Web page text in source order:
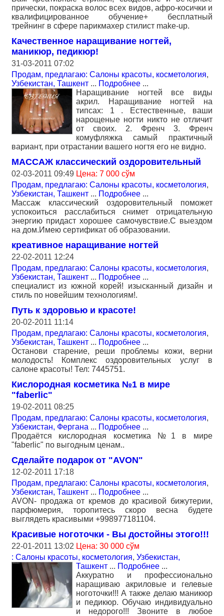
прически, покраска волос всех видов, афро-косички и
квалифицированное обучение+ бесплатный
трейнинг в сфере парикмахер стилист make-up.
Качественное наращивание ногтей,
маникюр, педикюр!
31-03-2011 07:02
Продам, предлагаю: Салоны красоты, косметология,
Узбекистан, Ташкент ... Подробнее ...
Наращивание ногтей все виды
акрил. Наращивание ногтей на
типсах: 1 . Естественные, ваши
нарощеные ногти никто не отличит
от своих. 2. Френч 3. Френч
комуфляжка самый практичный
вариант, при отрастании вашего ногтя его не видно.
МАССАЖ классический оздоровительный
02-03-2011 09:49 Цена: 7 000 сўм
Продам, предлагаю: Салоны красоты, косметология,
Узбекистан, Ташкент ... Подробнее ...
Массаж классический оздоровительный поможет
успокоиться расслабиться снимет отрицательную
энергию придаст хорошее самочувствие.С выездом
на дом.Имею сертификат об образовании.
креативное наращивание ногтей
22-02-2011 12:24
Продам, предлагаю: Салоны красоты, косметология,
Узбекистан, Ташкент ... Подробнее ...
специалист из южной корей! изысканный дизайн и
стиль по новейшим технологиям!.
Путь к здоровью и красоте!
20-02-2011 11:14
Продам, предлагаю: Салоны красоты, косметология,
Узбекистан, Ташкент ... Подробнее ...
Останови старение, реши проблемы кожи, верни
молодость! Комплекс оздоровительных услуг в
салоне красоты! Тел: 7445751.
Кислородная косметика №1 в мире
"faberlic"
19-02-2011 08:25
Продам, предлагаю: Салоны красоты, косметология,
Узбекистан, Фергана ... Подробнее ...
Продаётся кислородная косметика №1 в мире
"faberlic" по выгодным ценам..
Сделайте подарок от "AVON"
12-02-2011 17:18
Продам, предлагаю: Салоны красоты, косметология,
Узбекистан, Ташкент ... Подробнее ...
AVON- продажа от кремов до красивой бижутерии,
парфюмерия, торопитесь скоро весна будете
выглядеть красивыми +998977181104.
Красивые ноготочки - Вы достойны этого!!!
22-01-2011 13:02 Цена: 30 000 сўм
: Салоны красоты, косметология, Узбекистан,
Ташкент ... Подробнее ...
Аккуратно и профессионально
наращиваю акриловые и гелевые
ноготочки!!! А также делаю маникюр
и педикюр. Обучаю индивидуально
и недорого!!! Звоните в любое